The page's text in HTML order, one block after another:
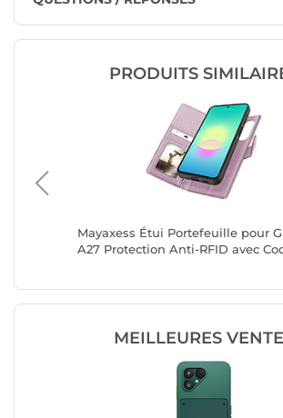
PRODUITS
Mayaxess Étui Portefeuille pour
A27 Protection Anti-RFID avec
MEILLEURES